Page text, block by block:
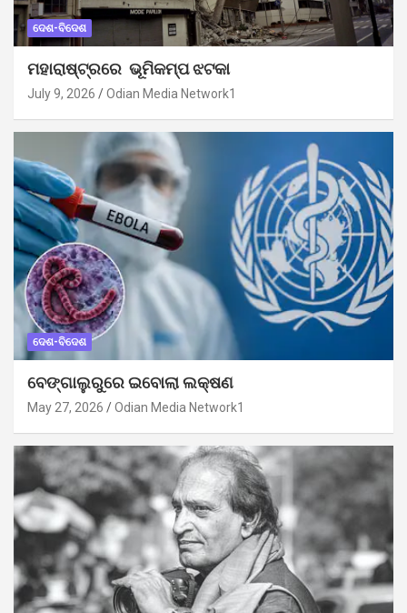
ଦେଶ-ବିଦେଶ
ମହାରାଷ୍ଟ୍ରରେ ଭୂମିକମ୍ପ ଝଟକା
July 9, 2026 Odian Media Network1
ଦେଶ-ବିଦେଶ
ବେଙ୍ଗାଲୁରୁରେ ଇବୋଲା ଲକ୍ଷଣ
May 27, 2026 Odian Media Network1